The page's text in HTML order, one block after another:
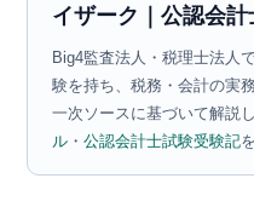
イザーク｜公認会
Big4監査法人・税理士法人
験を持ち、税務・会計の実
一次ソースに基づいて解説
ル ・公認会計士試験受験記